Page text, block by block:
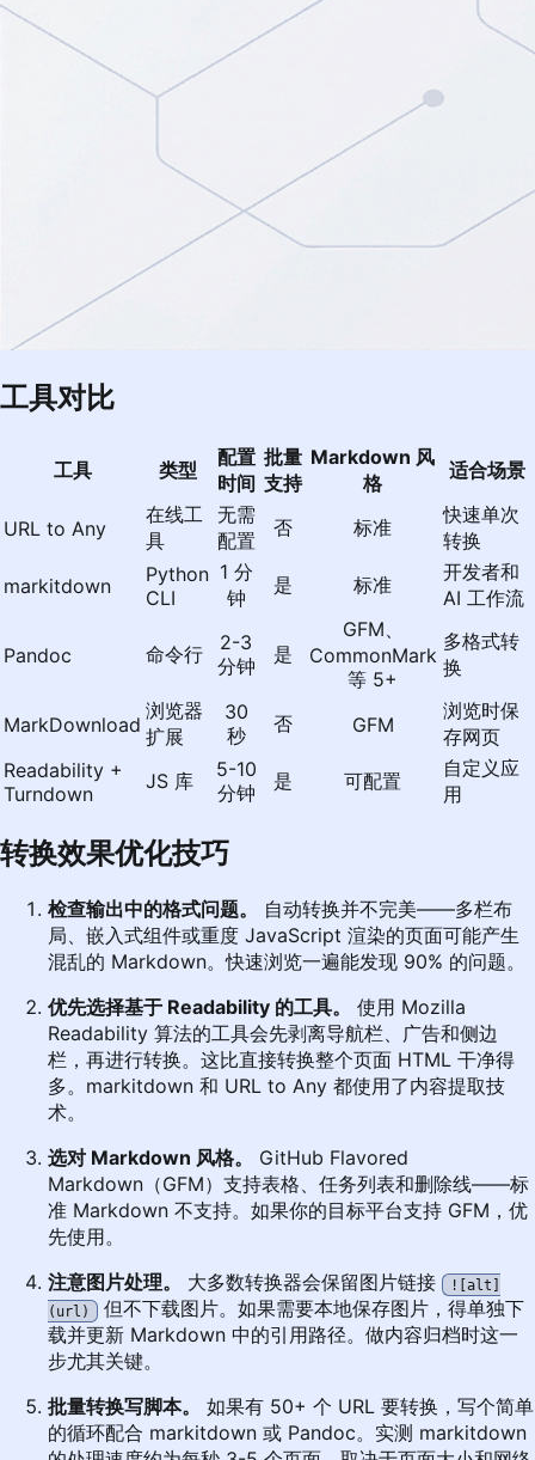
工具对比
工具 类型
配置
时间
批量
支持
Markdown 风
格
适合场景
URL to Any
在线工
具
无需
配置
否 标准
快速单次
转换
markitdown
Python
CLI
1 分
钟
是 标准
开发者和
AI 工作流
Pandoc 命令行
2-3
分钟
是
GFM、
CommonMark
等 5+
多格式转
换
MarkDownload
浏览器
扩展
30
秒
否 GFM
浏览时保
存网页
Readability +
Turndown
JS 库
5-10
分钟
是 可配置
自定义应
用
转换效果优化技巧
检查输出中的格式问题。
自动转换并不完美——多栏布
局、嵌入式组件或重度 JavaScript 渲染的页面可能产生
混乱的 Markdown。快速浏览一遍能发现 90% 的问题。
优先选择基于 Readability 的工具。
使用 Mozilla
Readability 算法的工具会先剥离导航栏、广告和侧边
栏，再进行转换。这比直接转换整个页面 HTML 干净得
多。markitdown 和 URL to Any 都使用了内容提取技
术。
选对 Markdown 风格。
GitHub Flavored
Markdown（GFM）支持表格、任务列表和删除线——标
准 Markdown 不支持。如果你的目标平台支持 GFM，优
先使用。
注意图片处理。
大多数转换器会保留图片链接
![alt]
(url)
但不下载图片。如果需要本地保存图片，得单独下
载并更新 Markdown 中的引用路径。做内容归档时这一
步尤其关键。
批量转换写脚本。
如果有 50+ 个 URL 要转换，写个简单
的循环配合 markitdown 或 Pandoc。实测 markitdown